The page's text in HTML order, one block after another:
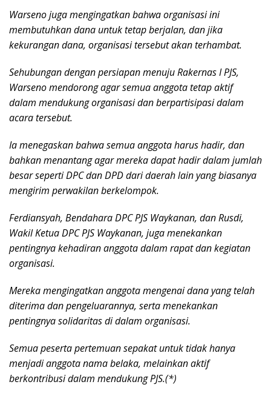
Warseno juga mengingatkan bahwa organisasi ini
membutuhkan dana untuk tetap berjalan, dan jika
kekurangan dana, organisasi tersebut akan terhambat.
Sehubungan dengan persiapan menuju Rakernas I PJS,
Warseno mendorong agar semua anggota tetap aktif
dalam mendukung organisasi dan berpartisipasi dalam
acara tersebut.
Ia menegaskan bahwa semua anggota harus hadir, dan
bahkan menantang agar mereka dapat hadir dalam jumlah
besar seperti DPC dan DPD dari daerah lain yang biasanya
mengirim perwakilan berkelompok.
Ferdiansyah, Bendahara DPC PJS Waykanan, dan Rusdi,
Wakil Ketua DPC PJS Waykanan, juga menekankan
pentingnya kehadiran anggota dalam rapat dan kegiatan
organisasi.
Mereka mengingatkan anggota mengenai dana yang telah
diterima dan pengeluarannya, serta menekankan
pentingnya solidaritas di dalam organisasi.
Semua peserta pertemuan sepakat untuk tidak hanya
menjadi anggota nama belaka, melainkan aktif
berkontribusi dalam mendukung PJS.(*)